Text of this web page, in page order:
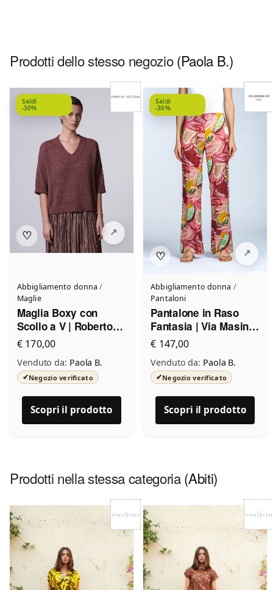
Prodotti dello stesso negozio(Paola B.)
Saldi
-30%
♡
Abbigliamento donna /
Maglie
Maglia Boxy con
Scollo a V | Roberto
Collina
€ 170,00
Venduto da: Paola B.
✔Negozio verificato
Scopri il prodotto
Saldi
-30%
♡
Abbigliamento donna /
Pantaloni
Pantalone in Raso
Fantasia | Via Masini
80
€ 147,00
Venduto da: Paola B.
✔Negozio verificato
Scopri il prodotto
Prodotti nella stessa categoria(Abiti)